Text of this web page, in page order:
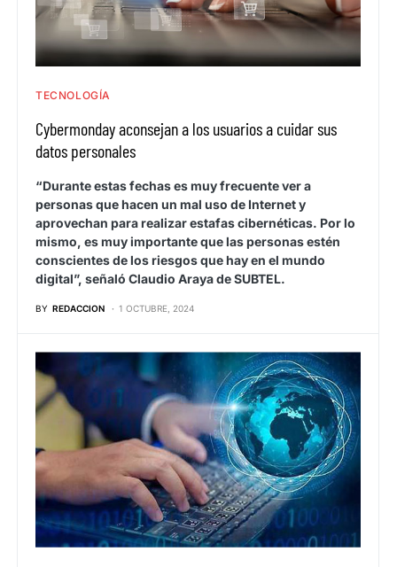
TECNOLOGÍA
Cybermonday aconsejan a los usuarios a cuidar sus
datos personales
“Durante estas fechas es muy frecuente ver a
personas que hacen un mal uso de Internet y
aprovechan para realizar estafas cibernéticas. Por lo
mismo, es muy importante que las personas estén
conscientes de los riesgos que hay en el mundo
digital”, señaló Claudio Araya de SUBTEL.
BY REDACCION 1 OCTUBRE, 2024